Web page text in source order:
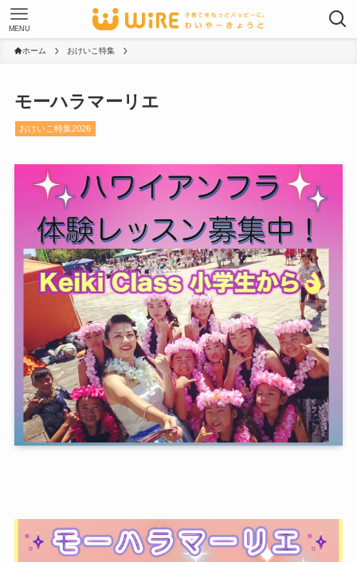
MENU
ホーム おけいこ特集
モーハラマーリエ
おけいこ特集2026